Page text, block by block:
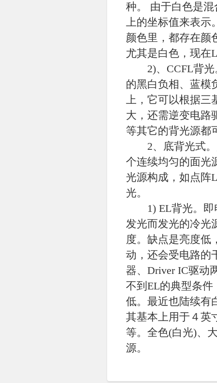
种。 由于白色是
上的坐标值来表示
颜色里，都存在颜
尤其是白色，现在
2)、CCFL背光
的黑白负相、蓝模
上，它可以根据三
大，还需逆变电路
等其它的背光源都
2、底背光式。
个连续均匀的面光
光源构成，如点阵
光。
1) EL背光。即
发光而发光的冷光
度。缺点是亮度低
动，还会受电路的
器、Driver IC驱动
不到EL的典型条件
低。最近也陆续有
其基本上用于４英
等。全色(白光)、
源。